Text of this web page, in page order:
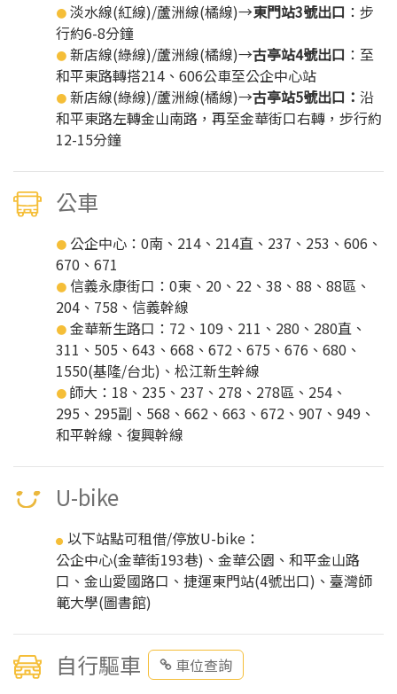
● 淡水線(紅線)/蘆洲線(橘線)→東門站3號出口 ：步
行約6-8分鐘
● 新店線(綠線)/蘆洲線(橘線)→古亭站4號出口 ：至
和平東路轉搭214、606公車至公企中心站
● 新店線(綠線)/蘆洲線(橘線)→古亭站5號出口： 沿
和平東路左轉金山南路，再至金華街口右轉，步行約
12-15分鐘
公車
● 公企中心：0南、214、214直、237、253、606、
670、671
● 信義永康街口：0東、20、22、38、88、88區、
204、758、信義幹線
● 金華新生路口：72、109、211、280、280直、
311、505、643、668、672、675、676、680、
1550(基隆/台北)、松江新生幹線
● 師大：18、235、237、278、278區、254、
295、295副、568、662、663、672、907、949、
和平幹線、復興幹線
U-bike
● 以下站點可租借/停放U-bike：
公企中心(金華街193巷)、金華公園、和平金山路
口、金山愛國路口、捷運東門站(4號出口)、臺灣師
範大學(圖書館)
自行驅車
車位查詢